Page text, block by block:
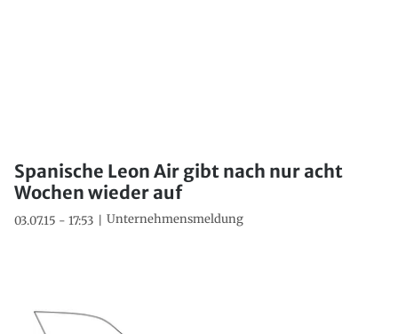
Spanische Leon Air gibt nach nur acht
Wochen wieder auf
03.07.15 - 17:53 Unternehmensmeldung